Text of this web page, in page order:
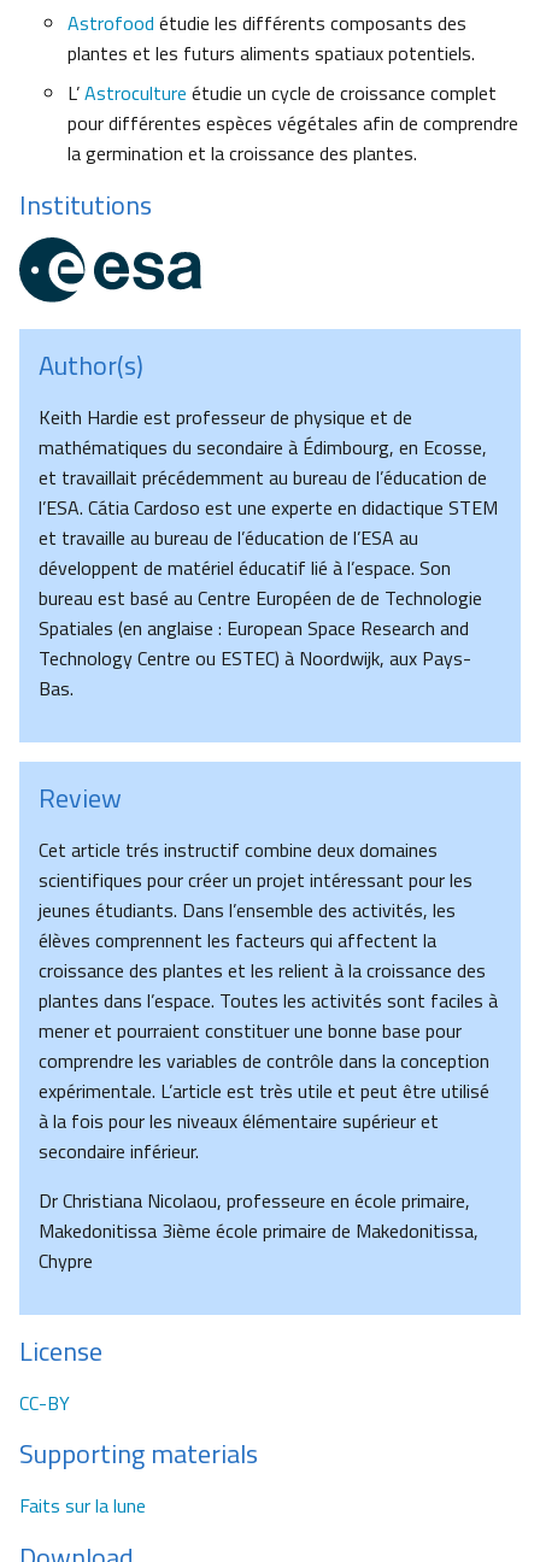
Astrofood étudie les différents composants des
plantes et les futurs aliments spatiaux potentiels.
L’Astroculture étudie un cycle de croissance complet
pour différentes espèces végétales afin de comprendre
la germination et la croissance des plantes.
Institutions
Author(s)
Keith Hardie est professeur de physique et de
mathématiques du secondaire à Édimbourg, en Ecosse,
et travaillait précédemment au bureau de l’éducation de
l’ESA. Cátia Cardoso est une experte en didactique STEM
et travaille au bureau de l’éducation de l’ESA au
développent de matériel éducatif lié à l’espace. Son
bureau est basé au Centre Européen de de Technologie
Spatiales (en anglaise : European Space Research and
Technology Centre ou ESTEC) à Noordwijk, aux Pays-
Bas.
Review
Cet article trés instructif combine deux domaines
scientifiques pour créer un projet intéressant pour les
jeunes étudiants. Dans l’ensemble des activités, les
élèves comprennent les facteurs qui affectent la
croissance des plantes et les relient à la croissance des
plantes dans l’espace. Toutes les activités sont faciles à
mener et pourraient constituer une bonne base pour
comprendre les variables de contrôle dans la conception
expérimentale. L’article est très utile et peut être utilisé
à la fois pour les niveaux élémentaire supérieur et
secondaire inférieur.
Dr Christiana Nicolaou, professeure en école primaire,
Makedonitissa 3ième école primaire de Makedonitissa,
Chypre
License
CC-BY
Supporting materials
Faits sur la lune